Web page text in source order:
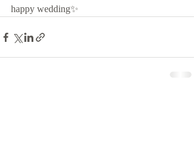
happy wedding✨